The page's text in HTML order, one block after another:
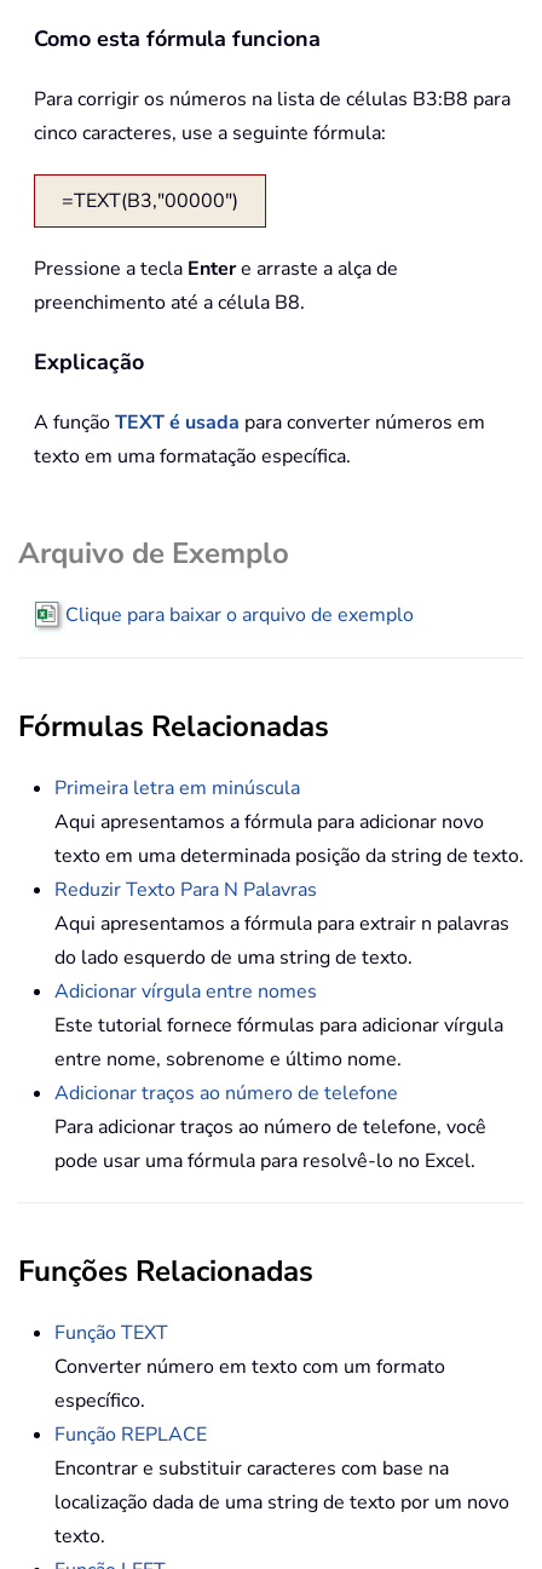
Como esta fórmula funciona
Para corrigir os números na lista de células B3:B8 para
cinco caracteres, use a seguinte fórmula:
=TEXT(B3,"00000")
Pressione a tecla Entere arraste a alça de
preenchimento até a célula B8.
Explicação
A funçãoTEXTé usada para converter números em
texto em uma formatação específica.
Arquivo de Exemplo
Clique para baixar o arquivo de exemplo
Fórmulas Relacionadas
Primeira letra em minúscula
Aqui apresentamos a fórmula para adicionar novo
texto em uma determinada posição da string de texto.
Reduzir Texto Para N Palavras
Aqui apresentamos a fórmula para extrair n palavras
do lado esquerdo de uma string de texto.
Adicionar vírgula entre nomes
Este tutorial fornece fórmulas para adicionar vírgula
entre nome, sobrenome e último nome.
Adicionar traços ao número de telefone
Para adicionar traços ao número de telefone, você
pode usar uma fórmula para resolvê-lo no Excel.
Funções Relacionadas
Função TEXT
Converter número em texto com um formato
específico.
Função REPLACE
Encontrar e substituir caracteres com base na
localização dada de uma string de texto por um novo
texto.